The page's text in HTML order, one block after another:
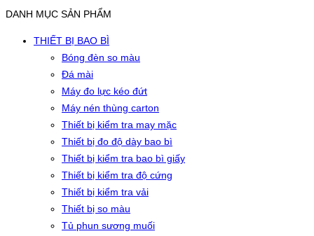
DANH MỤC SẢN PHẨM
THIẾT BỊ BAO BÌ
Bóng đèn so màu
Đá mài
Máy đo lực kéo đứt
Máy nén thùng carton
Thiết bị kiểm tra may mặc
Thiết bị đo độ dày bao bì
Thiết bị kiểm tra bao bì giấy
Thiết bị kiểm tra độ cứng
Thiết bị kiểm tra vải
Thiết bị so màu
Tủ phun sương muối